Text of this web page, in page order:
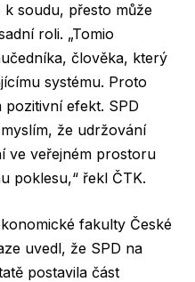
k soudu, přesto může
roli. „Tomio
člověka, který
systému. Proto
pozitivní efekt. SPD
že udržování
ve veřejném prostoru
poklesu,“ řekl ČTK.
fakulty České
uvedl, že SPD na
postavila část